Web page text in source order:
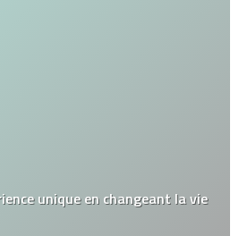
unique en changeant la vie